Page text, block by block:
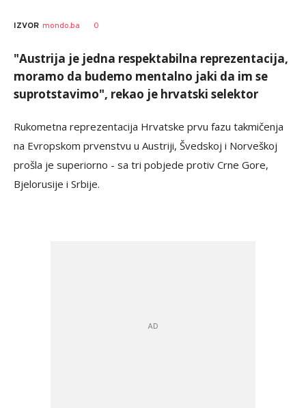
AUTOR Anadolija
IZVOR mondo.ba 0
"Austrija je jedna respektabilna reprezentacija,
moramo da budemo mentalno jaki da im se
suprotstavimo", rekao je hrvatski selektor
Rukometna reprezentacija Hrvatske prvu fazu takmičenja
na Evropskom prvenstvu u Austriji, Švedskoj i Norveškoj
prošla je superiorno - sa tri pobjede protiv Crne Gore,
Bjelorusije i Srbije.